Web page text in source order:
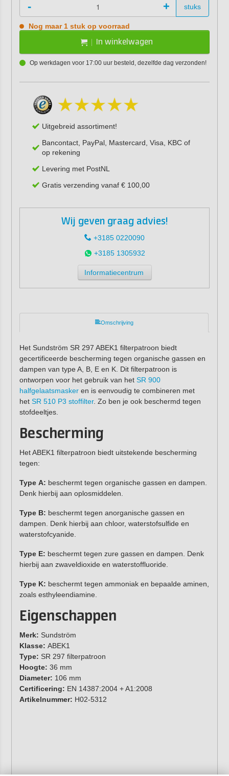
- + stuks
Nog maar 1 stuk op voorraad
In winkelwagen
Op werkdagen voor 17:00 uur besteld, dezelfde dag verzonden!
Uitgebreid assortiment!
Bancontact, PayPal, Mastercard, Visa, KBC of
op rekening
Levering met PostNL
Gratis verzending vanaf € 100,00
Wij geven graag advies!
+3185 0220090
+3185 1305932
Informatiecentrum
Omschrijving
Het Sundström SR 297 ABEK1 filterpatroon biedt
gecertificeerde bescherming tegen organische gassen en
dampen van type A, B, E en K. Dit filterpatroon is
ontworpen voor het gebruik van het SR 900
halfgelaatsmaskeren is eenvoudig te combineren met
het SR 510 P3 stoffilter. Zo ben je ook beschermd tegen
stofdeeltjes.
Bescherming
Het ABEK1 filterpatroon biedt uitstekende bescherming
tegen:
Type A: beschermt tegen organische gassen en dampen.
Denk hierbij aan oplosmiddelen.
Type B: beschermt tegen anorganische gassen en
dampen. Denk hierbij aan chloor, waterstofsulfide en
waterstofcyanide.
Type E: beschermt tegen zure gassen en dampen. Denk
hierbij aan zwaveldioxide en waterstoffluoride.
Type K: beschermt tegen ammoniak en bepaalde aminen,
zoals esthyleendiamine.
Eigenschappen
Merk: Sundström
Klasse: ABEK1
Type: SR 297 filterpatroon
Hoogte: 36 mm
Diameter: 106 mm
Certificering: EN 14387:2004 + A1:2008
Artikelnummer: H02-5312